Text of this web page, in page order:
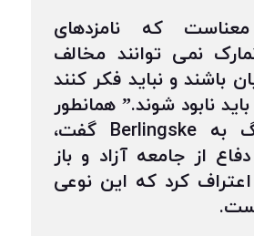
که نامزدهای
نمی توانند مخالف
باشند و نباید فکر کنند
نابود شوند.” همانطور
که وانوپلاسگ به Berlingske گفت،
از جامعه آزاد و باز
کرد که این نوعی